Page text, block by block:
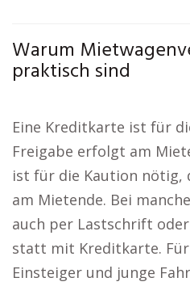
Warum
praktisch sind
Eine Kreditkarte ist für
Freigabe erfolgt am
ist für die Kaution nötig,
am Mietende. Bei
auch per Lastschrift
statt mit Kreditkarte.
Einsteiger und junge